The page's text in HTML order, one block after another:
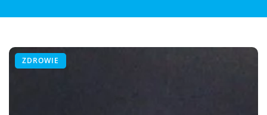
ZDROWIE